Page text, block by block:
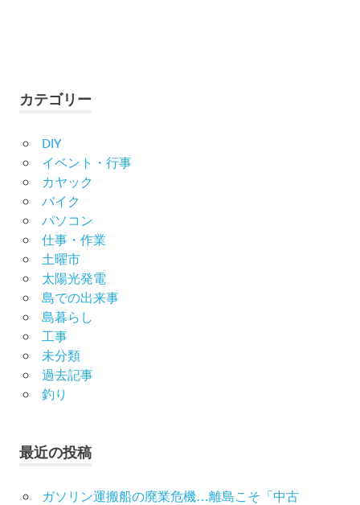
カテゴリー
DIY
イベント・行事
カヤック
バイク
パソコン
仕事・作業
土曜市
太陽光発電
島での出来事
島暮らし
工事
未分類
過去記事
釣り
最近の投稿
ガソリン運搬船の廃業危機…離島こそ「中古